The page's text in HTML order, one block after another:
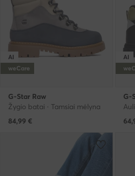
AI
weCare
G-Star Raw
Žygio batai · Tamsiai mėlyna
84,99 €
AI
G-